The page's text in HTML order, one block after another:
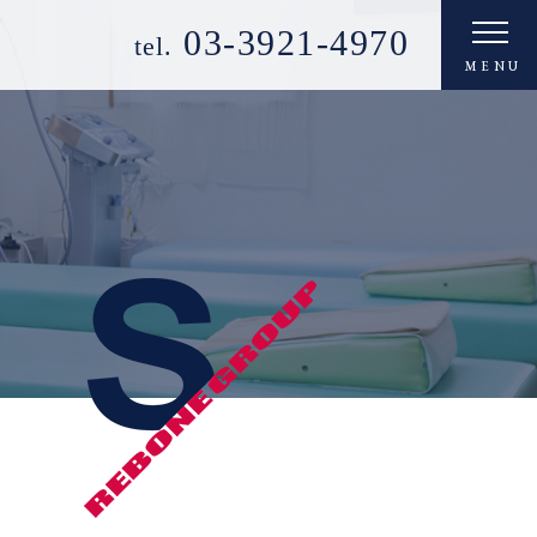
tel. 03-3921-4970
MENU